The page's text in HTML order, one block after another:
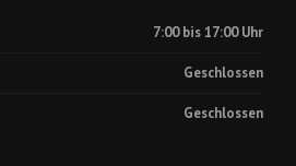
7:00 bis 17:00 Uhr
Geschlossen
Geschlossen